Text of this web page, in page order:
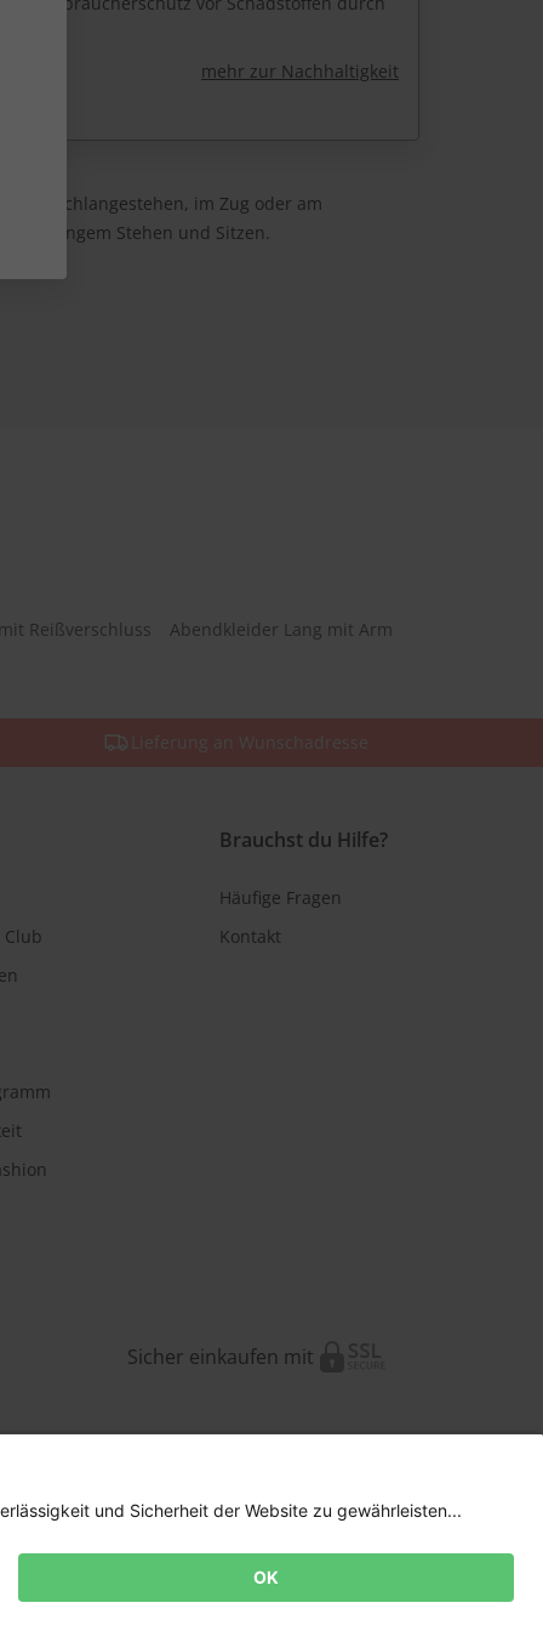
mehr zur Nachhaltigkeit
Schlangestehen, im Zug oder am
bei langem Stehen und Sitzen.
Reißverschluss Abendkleider Lang mit Arm
Lieferung an Wunschadresse
Club
Brauchst du Hilfe?
Häufige Fragen
Kontakt
Sicher einkaufen mit